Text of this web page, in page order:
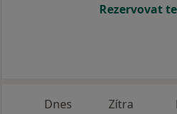
Rezervovat
Dnes Zítra